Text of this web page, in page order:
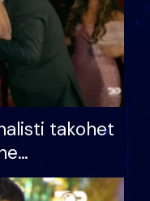
takohet
ndonjë letër